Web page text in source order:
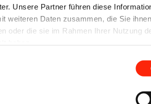
Unsere Partner führen diese
weiteren Daten zusammen, die Sie ihnen
oder die sie im Rahmen Ihrer Nutzung